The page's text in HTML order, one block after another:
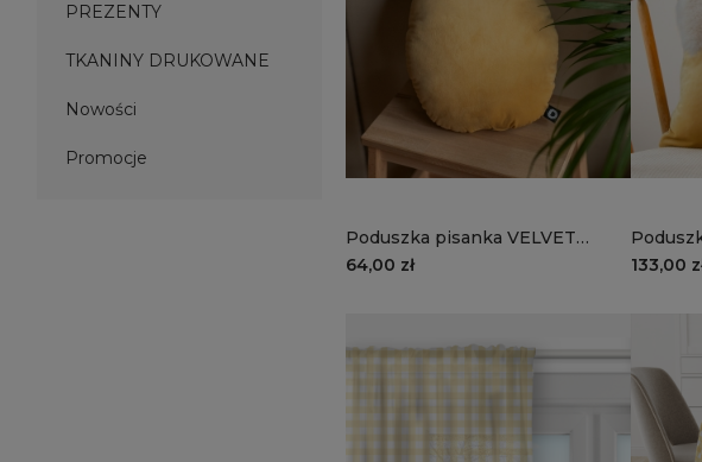
PREZENTY
TKANINY DRUKOWANE
Nowości
Promocje
Poduszka pisanka VELVET
VE2228 | słoneczny
64,00 zł 133,00